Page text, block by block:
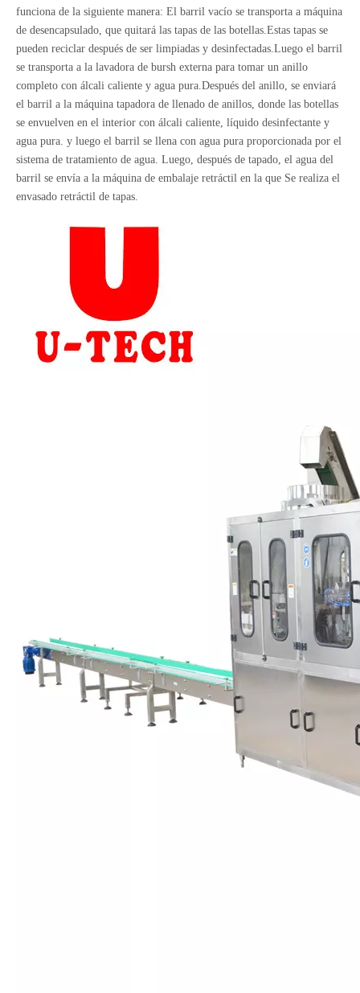
funciona de la siguiente manera: El barril vacío se transporta a máquina
de desencapsulado, que quitará las tapas de las botellas.Estas tapas se
pueden reciclar después de ser limpiadas y desinfectadas.Luego el barril
se transporta a la lavadora de bursh externa para tomar un anillo
completo con álcali caliente y agua pura.Después del anillo, se enviará
el barril a la máquina tapadora de llenado de anillos, donde las botellas
se envuelven en el interior con álcali caliente, líquido desinfectante y
agua pura. y luego el barril se llena con agua pura proporcionada por el
sistema de tratamiento de agua. Luego, después de tapado, el agua del
barril se envía a la máquina de embalaje retráctil en la que Se realiza el
envasado retráctil de tapas.